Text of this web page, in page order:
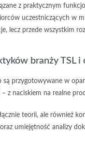
z praktycznym
uczestniczących w
lecz przede wszystkim
branży TSL i
są przygotowywane w
z naciskiem na realne
teorii, ale również
umiejętność analizy